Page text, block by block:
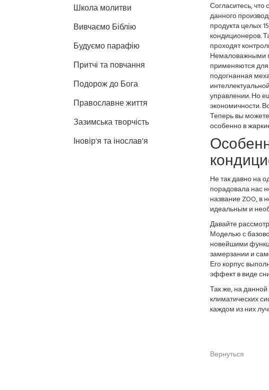
Согласитесь,
данного
продукта целых
кондиционеров.
проходят
Немаловажными
применяются
подогнанная
управлении. Но
экономичности.
Теперь вы
особенно в
Не так давно на
порадовала нас
название ZOO, в
идеальным и
Давайте
Моделью с
новейшими
замерзании и
Его корпус
эффект в виде
Так же, на
климатических
каждом из них
Вернуться
Школа молитви
Вивчаємо Біблію
Будуємо парафію
Притчі та повчання
Подорож до Бога
Православне життя
Зазимська творчість
Іновір'я та інослав'я